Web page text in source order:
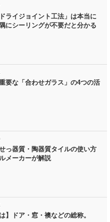
ライジョイント工法」は本当に
にシーリングが不要だと分かる
要な「合わせガラス」の4つの活
っ器質・陶器質タイルの使い方
メーカーが解説
】ドア・窓・襖などの総称。